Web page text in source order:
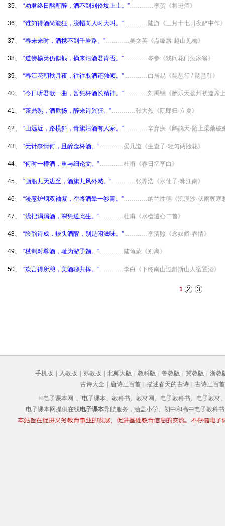
35、 “劝君终日酩酊醉，酒不到刘伶坟上土。”…………李贺《将进酒》
36、 “谁知得酒尚能狂，脱帽向人时大叫。”…………陆游《三月十七日夜醉中作
37、 “春未来时，酒携不到千岩路。”…………吴文英《点绛唇·越山见梅》
38、 “道傍榆荚仍似钱，摘来沽酒君肯否。”…………岑参《戏问花门酒家翁》
39、 “春江花朝秋月夜，往往取酒还独倾。”…………白居易《琵琶行 / 琵琶引》
40、 “今日听君歌一曲，暂凭杯酒长精神。”…………刘禹锡《酬乐天扬州初逢席
41、 “茶鼎熟，酒卮扬，醉来诗兴狂。”…………张大烈《阮郎归·立夏》
42、 “山远近，路横斜，青旗沽酒有人家。”…………辛弃疾《鹧鸪天·陌上柔桑破
43、 “无计奈情何，且醉金杯酒。”…………晏几道《生查子·轻匀两脸花》
44、 “何时一樽酒，重与细论文。”…………杜甫《春日忆李白》
45、 “画船儿天边至，酒旗儿风外飐。”…………张养浩《水仙子·咏江南》
46、 “漫惹炉烟双袖紫，空将酒晕一衫青。”…………纳兰性德《浣溪沙·伏雨朝寒
47、 “浅把涓涓酒，深凭送此生。”…………杜甫《水槛遣心二首》
48、 “险韵诗成，扶头酒醒，别是闲滋味。”…………李清照《念奴娇·春情》
49、 “杖剑对尊酒，耻为游子颜。”…………陆龟蒙《别离》
50、 “欢言得所憩，美酒聊共挥。”…………李白《下终南山过斛斯山人宿置酒》
1 2 3
手机版 人教版 苏教版 北师大版 教科版 鲁教版 冀教版
浙教
古诗大全
唐诗三百首 描述春天的古诗
古诗三百首
©电子课本网 、电子课本、教科书、教材网、电子教科书、电子教材
电子课本网提供在线电子课本导航服务，涵盖小学、初中和高中电子教科